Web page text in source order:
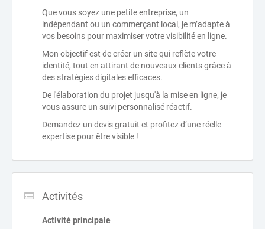
Que vous soyez une petite entreprise, un
indépendant ou un commerçant local, je m’adapte à
vos besoins pour maximiser votre visibilité en ligne.
Mon objectif est de créer un site qui reflète votre
identité, tout en attirant de nouveaux clients grâce à
des stratégies digitales efficaces.
De l'élaboration du projet jusqu'à la mise en ligne, je
vous assure un suivi personnalisé réactif.
Demandez un devis gratuit et profitez d’une réelle
expertise pour être visible !
Activités
Activité principale